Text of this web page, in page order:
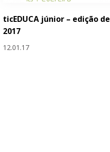
ticEDUCA júnior – edição de
2017
12.01.17